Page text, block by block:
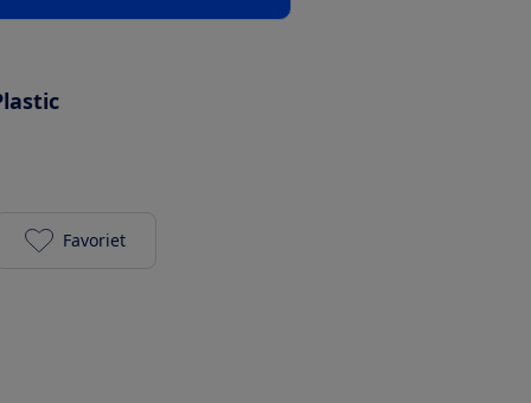
Bosch Blender Vitapower Serie 4 MMB6141S
Favoriet